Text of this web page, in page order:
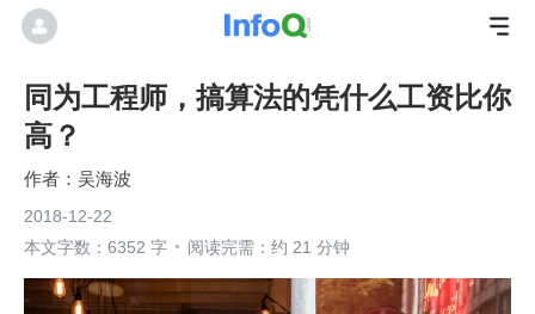
同为工程师，搞算法的凭什么工资比你
高？
吴海波
2018-12-22
本文字数：6352 字
阅读完需：约 21 分钟